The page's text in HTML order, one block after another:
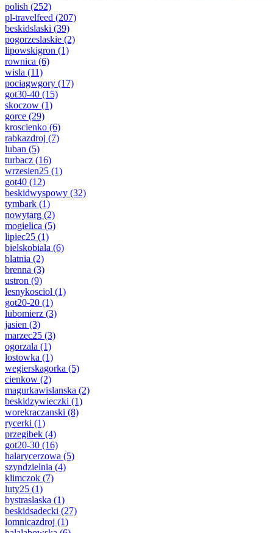
polish (252)
pl-travelfeed (207)
beskidslaski (39)
pogorzeslaskie (2)
lipowskigron (1)
rownica (6)
wisla (11)
pociagwgory (17)
got30-40 (15)
skoczow (1)
gorce (29)
kroscienko (6)
rabkazdroj (7)
luban (5)
turbacz (16)
wrzesien25 (1)
got40 (12)
beskidwyspowy (32)
tymbark (1)
nowytarg (2)
mogielica (5)
lipiec25 (1)
bielskobiala (6)
blatnia (2)
brenna (3)
ustron (9)
lesnykosciol (1)
got20-20 (1)
lubomierz (3)
jasien (3)
marzec25 (3)
ogorzala (1)
lostowka (1)
wegierskagorka (5)
cienkow (2)
magurkawislanska (2)
beskidzywieczki (1)
worekraczanski (8)
rycerki (1)
przegibek (4)
got20-30 (16)
halarycerzowa (5)
szyndzielnia (4)
klimczok (7)
luty25 (1)
bystraslaska (1)
beskidsadecki (27)
lomnicazdroj (1)